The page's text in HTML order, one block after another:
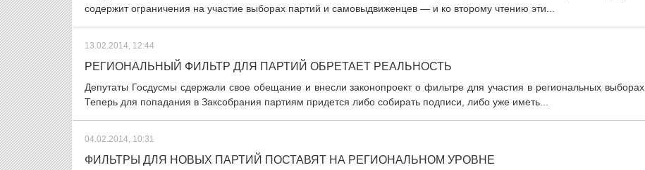
содержит ограничения на участие выборах партий и самовыдвиженцев — и ко второму чтению эти...
13.02.2014, 12:44
РЕГИОНАЛЬНЫЙ ФИЛЬТР ДЛЯ ПАРТИЙ ОБРЕТАЕТ РЕАЛЬНОСТЬ
Депутаты Госдусмы сдержали свое обещание и внесли законопроект о фильтре для участия в региональных выборах.
Теперь для попадания в Заксобрания партиям придется либо собирать подписи, либо уже иметь...
04.02.2014, 10:31
ФИЛЬТРЫ ДЛЯ НОВЫХ ПАРТИЙ ПОСТАВЯТ НА РЕГИОНАЛЬНОМ УРОВНЕ